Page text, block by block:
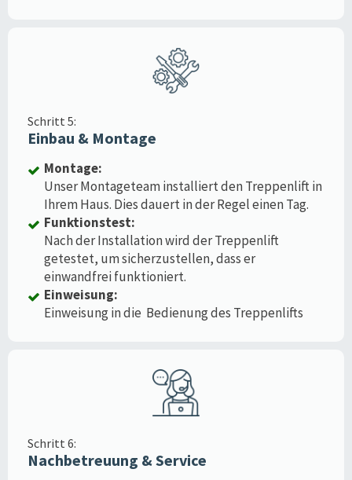
Schritt 5:
Einbau & Montage
Montage:
Unser Montageteam installiert den Treppenlift in
Ihrem Haus. Dies dauert in der Regel einen Tag.
Funktionstest:
Nach der Installation wird der Treppenlift
getestet, um sicherzustellen, dass er
einwandfrei funktioniert.
Einweisung:
Einweisung in die Bedienung des Treppenlifts
Schritt 6:
Nachbetreuung & Service